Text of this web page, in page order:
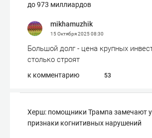
до 973 миллиардов
mikhamuzhik
15 Октября 202508:30
Большой долг - цена крупных
столько строят
к комментарию 53
Херш: помощники Трампа замечают у
признаки когнитивных нарушений